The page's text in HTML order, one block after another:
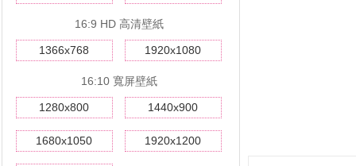
16:9 HD 高清壁紙
1366x768 1920x1080
16:10 寬屏壁紙
1280x800 1440x900
1680x1050 1920x1200